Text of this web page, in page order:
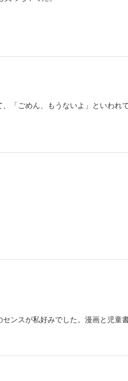
「ごめん、もうないよ」といわれ
ンスが私好みでした。漫画と児童書